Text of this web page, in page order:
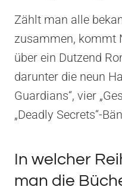
Zählt man alle
zusammen, kommt
über ein Dutzend
darunter die neun
Guardians“, vier
„Deadly Secrets“-
In welcher
man die